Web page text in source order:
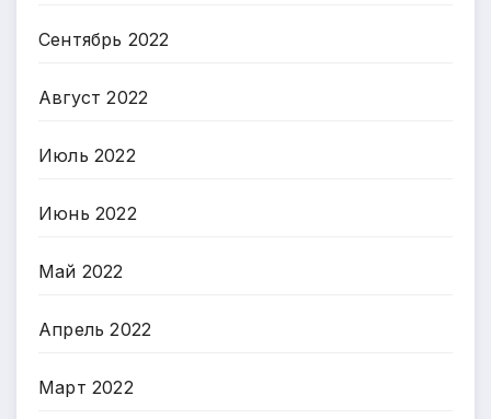
Сентябрь 2022
Август 2022
Июль 2022
Июнь 2022
Май 2022
Апрель 2022
Март 2022